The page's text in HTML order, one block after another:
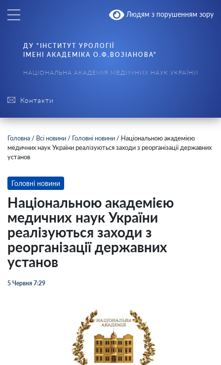
Людям з порушенням зору
Контакти
ДУ "ІНСТИТУТ УРОЛОГІЇ
ІМЕНІ АКАДЕМІКА О.Ф.ВОЗІАНОВА"
НАЦІОНАЛЬНА АКАДЕМІЯ МЕДИЧНИХ НАУК УКРАЇНИ
Головна / Всі новини / Головні новини / Національною академією
медичних наук України реалізуються заходи з реорганізації державних
установ
Головні новини
Національною академією
медичних наук України
реалізуються заходи з
реорганізації державних
установ
5 Червня 7:29